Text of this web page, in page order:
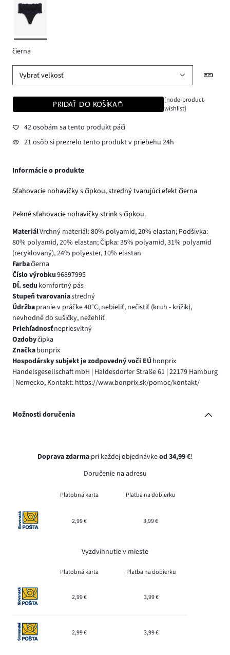
čierna
Vybrať veľkosť
PRIDAŤ DO KOŠÍKA
[node-product-
wishlist]
42 osobám sa tento produkt páči
21 osôb si prezrelo tento produkt v priebehu 24h
Informácie o produkte
Sťahovacie nohavičky s čipkou, stredný tvarujúci efekt čierna
Pekné sťahovacie nohavičky strink s čipkou.
MateriálVrchný materiál: 80% polyamid, 20% elastan; Podšívka:
80% polyamid, 20% elastan; Čipka: 35% polyamid, 31% polyamid
(recyklovaný), 24% polyester, 10% elastan
Farbačierna
Číslo výrobku96897995
Dĺ. sedu komfortný pás
Stupeň tvarovaniastredný
Údržbapranie v práčke 40°C, nebieliť, nečistiť (kruh - krížik),
nevhodné do sušičky, nežehliť
Priehľadnosťnepriesvitný
Ozdobyčipka
Značkabonprix
Hospodársky subjekt je zodpovedný voči EÚbonprix
Handelsgesellschaft mbH | Haldesdorfer Straße 61 | 22179 Hamburg
| Nemecko, Kontakt: https://www.bonprix.sk/pomoc/kontakt/
Možnosti doručenia
Doprava zdarma pri každej objednávkeod 34,99 €!
Doručenie na adresu
Platobná karta Platba na dobierku
2,99 € 3,99 €
Vyzdvihnutie v mieste
Platobná karta Platba na dobierku
2,99 € 3,99 €
2,99 € 3,99 €